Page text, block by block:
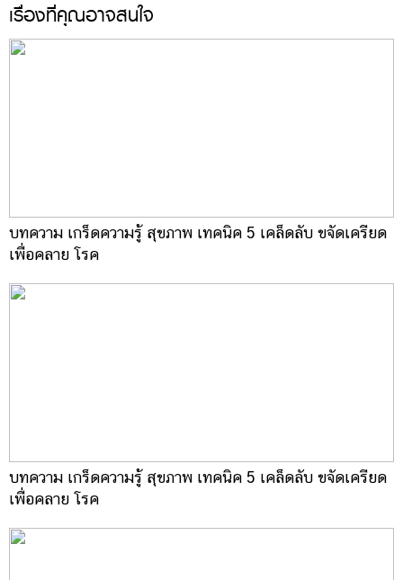
เรื่องที่คุณอาจสนใจ
บทความ เกร็ดความรู้ สุขภาพ เทคนิค 5 เคล็ดลับ ขจัดเครียด
เพื่อคลาย โรค
บทความ เกร็ดความรู้ สุขภาพ เทคนิค 5 เคล็ดลับ ขจัดเครียด
เพื่อคลาย โรค